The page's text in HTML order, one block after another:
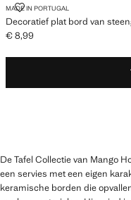
MADE IN PORTUGAL
Decoratief plat bord van
DECORATIEF PLAT BORD
Huidige prijs [€ 8,99 ]
€ 8,99
De Tafel Collectie van Mango
een servies met een eigen
keramische borden die